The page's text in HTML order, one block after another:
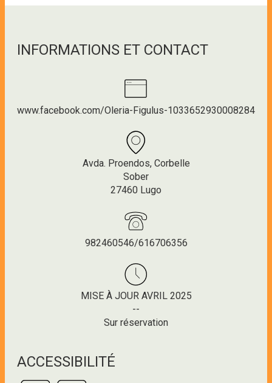
INFORMATIONS ET CONTACT
www.facebook.com/Oleria-Figulus-1033652930008284
Avda. Proendos, Corbelle
Sober
27460 Lugo
982460546/616706356
MISE À JOUR AVRIL 2025
--
Sur réservation
ACCESSIBILITÉ